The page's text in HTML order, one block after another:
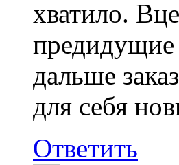
хватило.
предидущие
дальше
для себя
Ответить